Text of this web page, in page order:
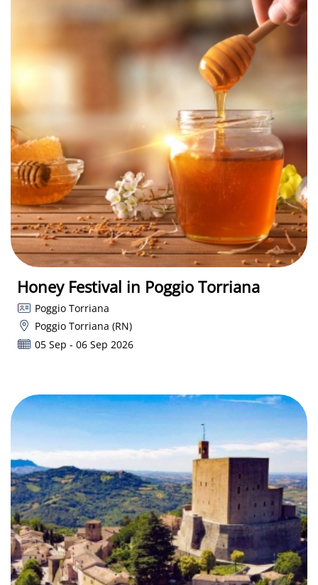
Honey Festival in Poggio Torriana
Poggio Torriana
Poggio Torriana (RN)
05 Sep - 06 Sep 2026